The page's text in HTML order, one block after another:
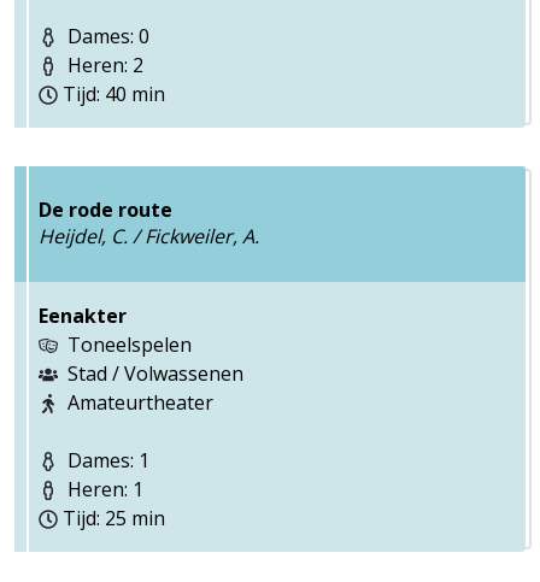
Dames: 0
Heren: 2
Tijd: 40 min
De rode route
Heijdel, C. / Fickweiler, A.
Eenakter
Toneelspelen
Stad / Volwassenen
Amateurtheater
Dames: 1
Heren: 1
Tijd: 25 min